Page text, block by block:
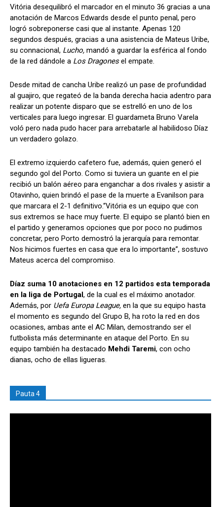
Vitória desequilibró el marcador en el minuto 36 gracias a una
anotación de Marcos Edwards desde el punto penal, pero
logró sobreponerse casi que al instante. Apenas 120
segundos después, gracias a una asistencia de Mateus Uribe,
su connacional, Lucho, mandó a guardar la esférica al fondo
de la red dándole a Los Dragonesel empate.
Desde mitad de cancha Uribe realizó un pase de profundidad
al guajiro, que regateó de la banda derecha hacia adentro para
realizar un potente disparo que se estrelló en uno de los
verticales para luego ingresar. El guardameta Bruno Varela
voló pero nada pudo hacer para arrebatarle al habilidoso Díaz
un verdadero golazo.
El extremo izquierdo cafetero fue, además, quien generó el
segundo gol del Porto. Como si tuviera un guante en el pie
recibió un balón aéreo para enganchar a dos rivales y asistir a
Otavinho, quien brindó el pase de la muerte a Evanilson para
que marcara el 2-1 definitivo.“Vitória es un equipo que con
sus extremos se hace muy fuerte. El equipo se plantó bien en
el partido y generamos opciones que por poco no pudimos
concretar, pero Porto demostró la jerarquía para remontar.
Nos hicimos fuertes en casa que era lo importante”, sostuvo
Mateus acerca del compromiso.
Díaz suma 10 anotaciones en 12 partidos esta temporada
en la liga de Portugal, de la cual es el máximo anotador.
Además, por Uefa Europa League, en la que su equipo hasta
el momento es segundo del Grupo B, ha roto la red en dos
ocasiones, ambas ante el AC Milan, demostrando ser el
futbolista más determinante en ataque del Porto. En su
equipo también ha destacado Mehdi Taremi, con ocho
dianas, ocho de ellas ligueras.
Pauta 4